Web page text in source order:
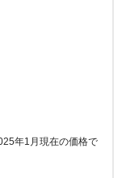
年1月現在の価格で